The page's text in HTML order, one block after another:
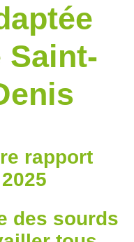
Saint-
rapport
des sourds